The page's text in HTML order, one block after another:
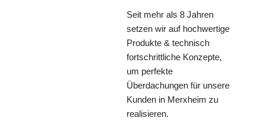
Seit mehr als 8 Jahren
setzen wir auf hochwertige
Produkte & technisch
fortschrittliche Konzepte,
um perfekte
Überdachungen für unsere
Kunden in Merxheim zu
realisieren.